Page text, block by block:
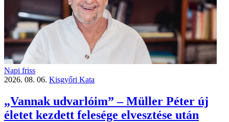
Napi friss
2026. 08. 06. Kisgyőri Kata
„Vannak udvarlóim” – Müller Péter új
életet kezdett felesége elvesztése után